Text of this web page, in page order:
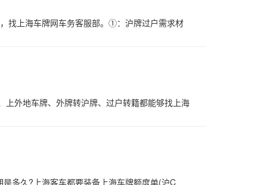
找上海车牌网车务客服部。①：沪牌过户需求材
外地车牌、外牌转沪牌、过户转籍都能够找上海
多久?上海客车都要装备上海车牌额度单(沪C